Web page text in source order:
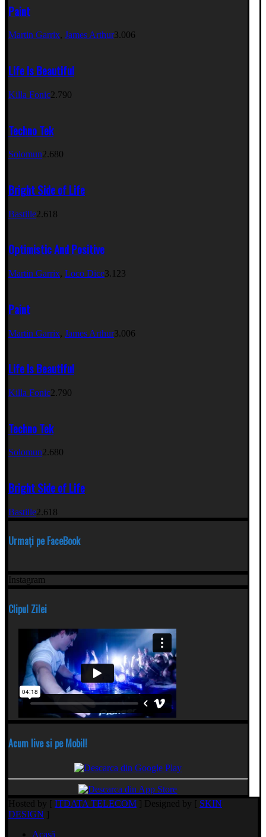
Paint
Martin Garrix, James Arthur3.006
Life Is Beautiful
Killa Fonic2.790
Techno Tek
Solomun2.680
Bright Side of Life
Bastille2.618
Optimistic And Positive
Martin Garrix, Loco Dice3.123
Paint
Martin Garrix, James Arthur3.006
Life Is Beautiful
Killa Fonic2.790
Techno Tek
Solomun2.680
Bright Side of Life
Bastille2.618
Urmați pe FaceBook
Instagram
Clipul Zilei
Acum live si pe Mobil!
Hosted by [ ITDATA TELECOM ] Designed by [ SKIN
DESIGN
Acasă